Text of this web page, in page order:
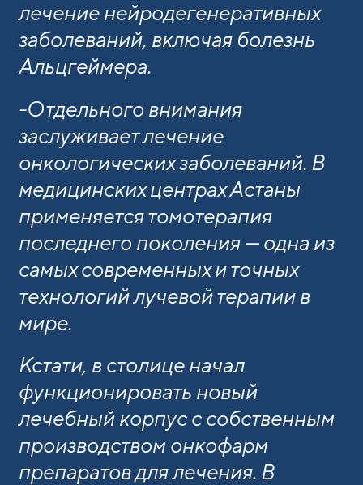
лечение нейродегенеративных
заболеваний, включая болезнь
Альцгеймера.
-Отдельного внимания
заслуживает лечение
онкологических заболеваний. В
медицинских центрах Астаны
применяется томотерапия
последнего поколения — одна из
самых современных и точных
технологий лучевой терапии в
мире.
Кстати, в столице начал
функционировать новый
лечебный корпус с собственным
производством онкофарм
препаратов для лечения. В